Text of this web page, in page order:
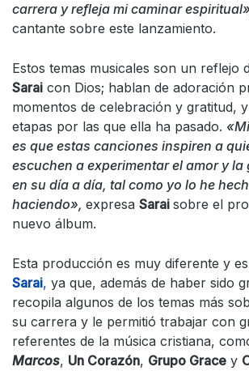
carrera y refleja mi caminar espiritual»
cantante sobre este lanzamiento.
Estos temas musicales son un reflejo
Sarai con Dios; hablan de adoración
momentos de celebración y gratitud,
etapas por las que ella ha pasado. «
es que estas canciones inspiren a
escuchen a experimentar el amor y la
en su día a día, tal como yo lo he
haciendo», expresa Sarai sobre el
nuevo álbum.
Esta producción es muy diferente y
Sarai, ya que, además de haber sido
recopila algunos de los temas más
su carrera y le permitió trabajar con
referentes de la música cristiana,
Marcos, Un Corazón, Grupo Grace y